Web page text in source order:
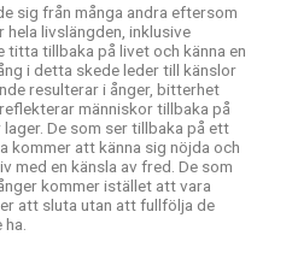
sig från många andra eftersom
livslängden, inklusive
titta tillbaka på livet och känna en
i detta skede leder till känslor
resulterar i ånger, bitterhet
människor tillbaka på
De som ser tillbaka på ett
kommer att känna sig nöjda och
med en känsla av fred. De som
kommer istället att vara
att sluta utan att fullfölja de